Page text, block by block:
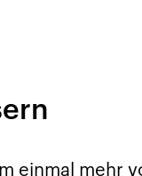
In unseren
einmal mehr